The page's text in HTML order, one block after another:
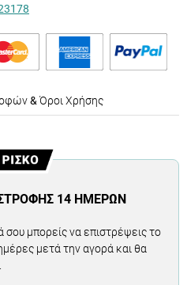
& Όροι Χρήσης
14 ΗΜΕΡΏΝ
μπορείς να επιστρέψεις το
μετά την αγορά και θα